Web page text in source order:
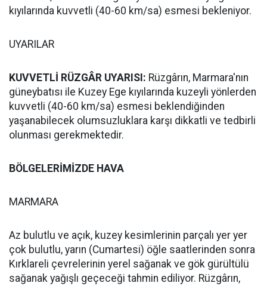
kıyılarında kuvvetli (40-60 km/sa) esmesi bekleniyor.
UYARILAR
KUVVETLİ RÜZGÂR UYARISI: Rüzgârın, Marmara'nın
güneybatısı ile Kuzey Ege kıyılarında kuzeyli yönlerden
kuvvetli (40-60 km/sa) esmesi beklendiğinden
yaşanabilecek olumsuzluklara karşı dikkatli ve tedbirli
olunması gerekmektedir.
BÖLGELERİMİZDE HAVA
MARMARA
Az bulutlu ve açık, kuzey kesimlerinin parçalı yer yer
çok bulutlu, yarın (Cumartesi) öğle saatlerinden sonra
Kırklareli çevrelerinin yerel sağanak ve gök gürültülü
sağanak yağışlı geçeceği tahmin ediliyor. Rüzgârın,